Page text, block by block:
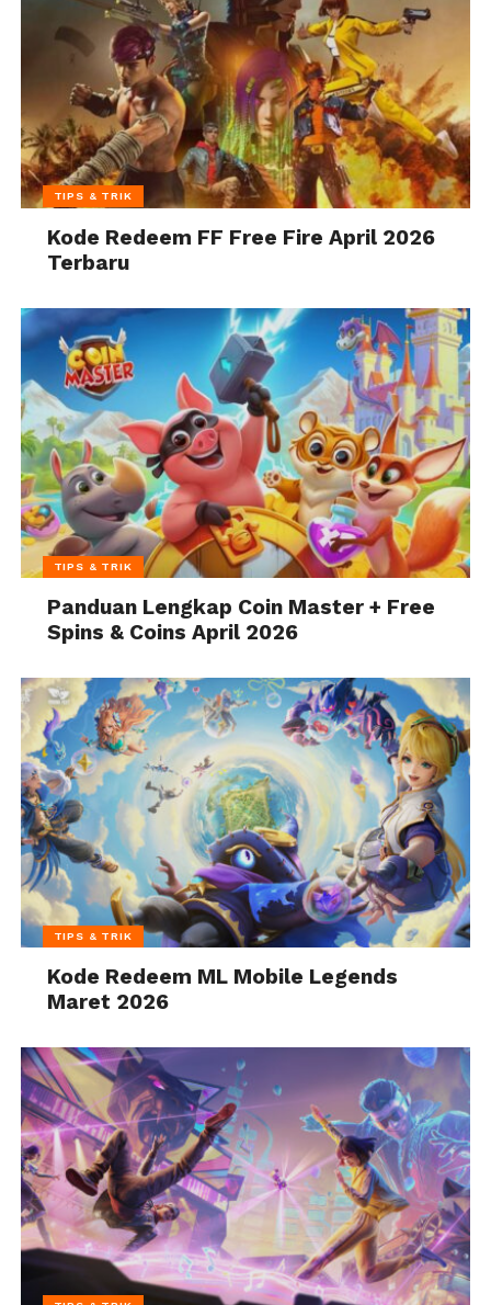
TIPS & TRIK
Kode Redeem FF Free Fire April 2026
Terbaru
TIPS & TRIK
Panduan Lengkap Coin Master + Free
Spins & Coins April 2026
TIPS & TRIK
Kode Redeem ML Mobile Legends
Maret 2026